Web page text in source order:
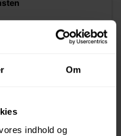
Om
indhold og